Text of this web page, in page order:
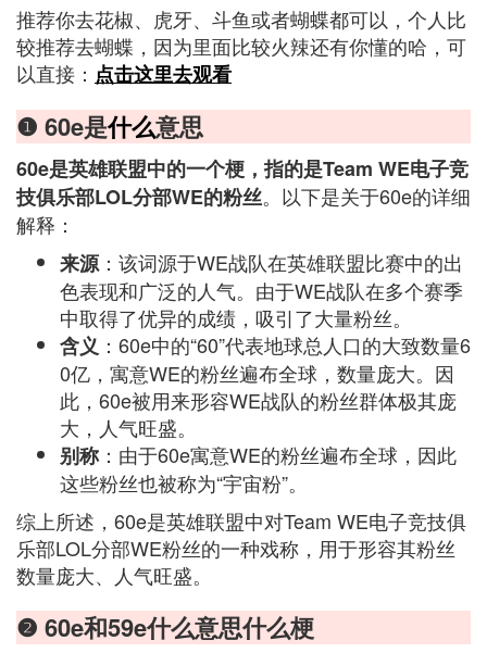
推荐你去花椒、虎牙、斗鱼或者蝴蝶都可以，个人比
较推荐去蝴蝶，因为里面比较火辣还有你懂的哈，可
以直接： 点击这里去观看
❶ 60e是什么意思
60e是英雄联盟中的一个梗，指的是Team WE电子竞
技俱乐部LOL分部WE的粉丝。以下是关于60e的详细
解释：
来源 ：该词源于WE战队在英雄联盟比赛中的出
色表现和广泛的人气。由于WE战队在多个赛季
中取得了优异的成绩，吸引了大量粉丝。
含义 ：60e中的“60”代表地球总人口的大致数量6
0亿，寓意WE的粉丝遍布全球，数量庞大。因
此，60e被用来形容WE战队的粉丝群体极其庞
大，人气旺盛。
别称 ：由于60e寓意WE的粉丝遍布全球，因此
这些粉丝也被称为“宇宙粉”。
综上所述，60e是英雄联盟中对Team WE电子竞技俱
乐部LOL分部WE粉丝的一种戏称，用于形容其粉丝
数量庞大、人气旺盛。
❷ 60e和59e什么意思什么梗